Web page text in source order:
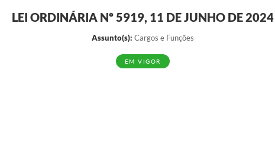
LEI ORDINÁRIA Nº 5919, 11 DE JUNHO DE 2024
Assunto(s): Cargos e Funções
EM VIGOR